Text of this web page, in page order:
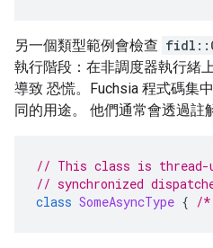
另一個類型範例會檢查
執行階段：在非調度器執行緒
導致 恐慌。Fuchsia 程式碼集
同的用途。 他們通常會透過註
// This class is thread-
// synchronized
class SomeAsyncType { /